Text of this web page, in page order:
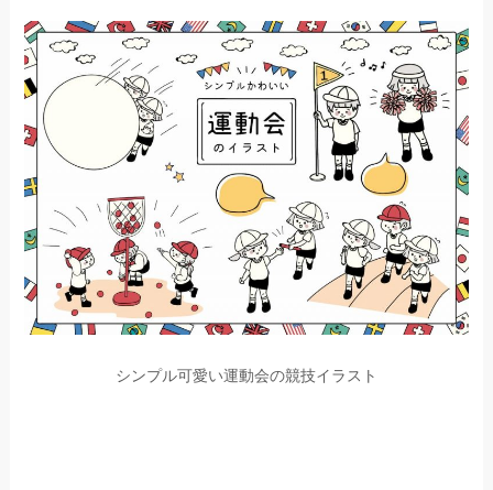
シンプル可愛い運動会の競技イラスト